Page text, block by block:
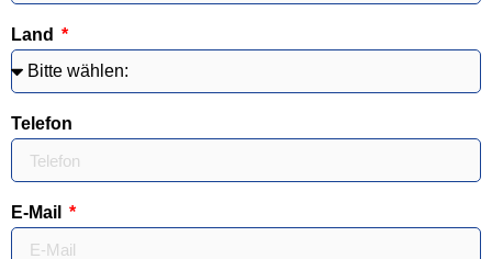
Land
Telefon
E-Mail